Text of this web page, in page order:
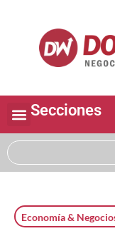
Secciones
Economía &